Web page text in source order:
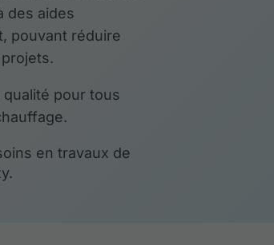
des aides
pouvant réduire
pour tous
en travaux de